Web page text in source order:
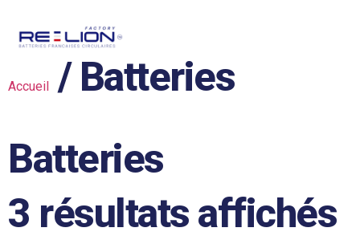
Accueil / Batteries
Batteries
3 résultats affichés